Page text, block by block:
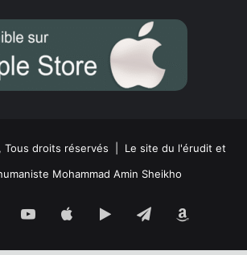
Tous droits réservés | Le site du l'érudit et
Mohammad Amin Sheikho
YouTubeAppleGoogle
Play
Telegram